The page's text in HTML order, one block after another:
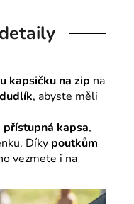
kapsičku na zip na
, abyste měli
přístupná kapsa,
Díky poutkům
vezmete i na